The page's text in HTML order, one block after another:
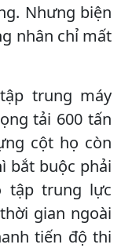
Nhưng biện
nhân chỉ mất
trung máy
tải 600 tấn
cột họ còn
bắt buộc phải
tập trung lực
gian ngoài
tiến độ thi